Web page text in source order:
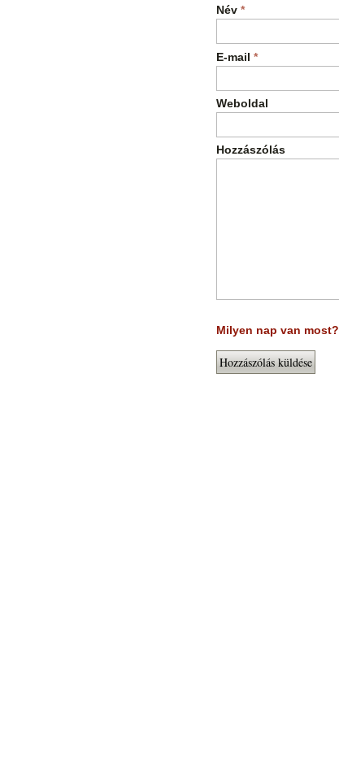
Név *
E-mail *
Weboldal
Hozzászólás
Milyen nap van most?